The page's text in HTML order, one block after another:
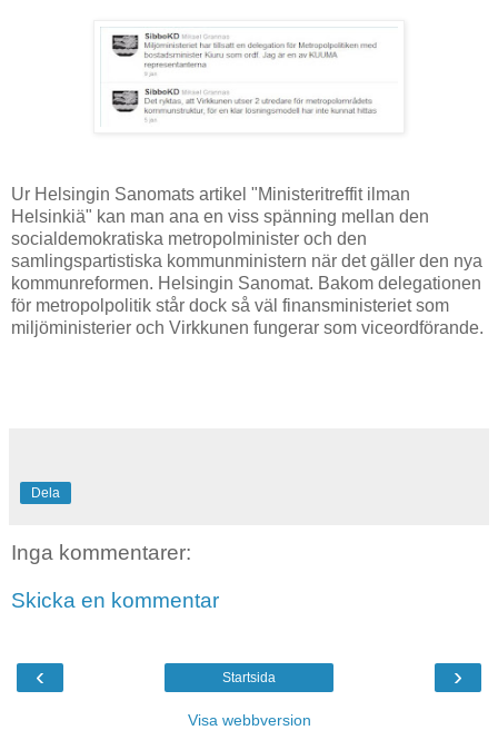
Ur Helsingin Sanomats artikel "Ministeritreffit ilman
Helsinkiä" kan man ana en viss spänning mellan den
socialdemokratiska metropolminister och den
samlingspartistiska kommunministern när det gäller den nya
kommunreformen. Helsingin Sanomat. Bakom delegationen
för metropolpolitik står dock så väl finansministeriet som
miljöministerier och Virkkunen fungerar som viceordförande.
Dela
Inga kommentarer:
Skicka en kommentar
‹ ›
Startsida
Visa webbversion